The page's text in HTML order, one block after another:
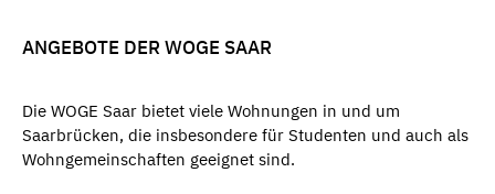
ANGEBOTE DER WOGE SAAR
Die WOGE Saar bietet viele Wohnungen in und um
Saarbrücken, die insbesondere für Studenten und auch als
Wohngemeinschaften geeignet sind.